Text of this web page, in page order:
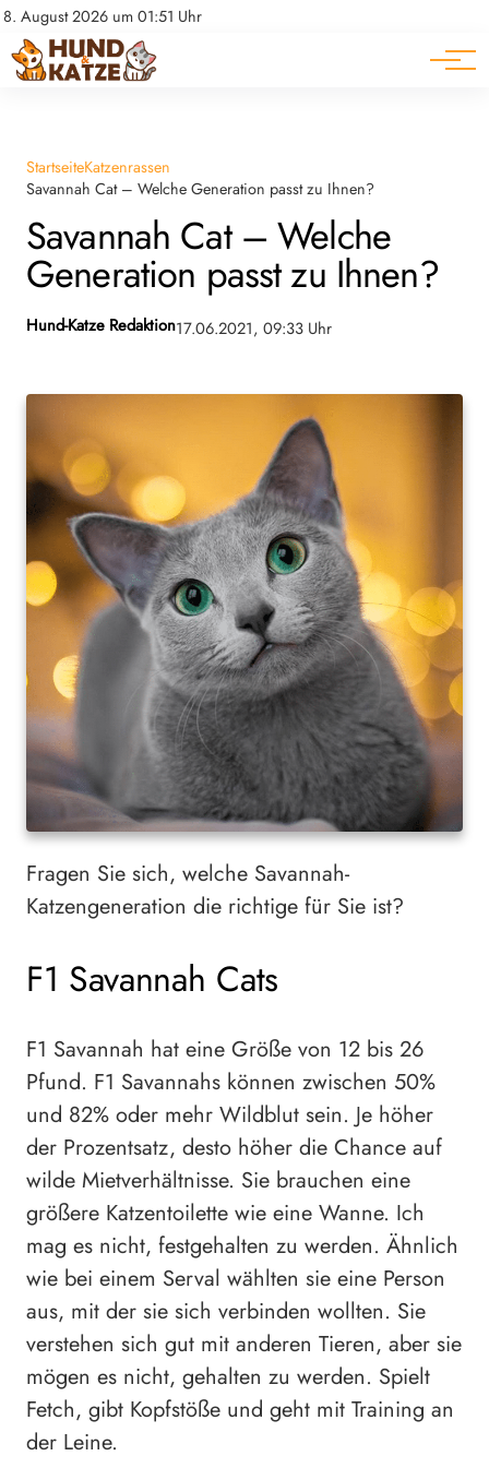
8. August 2026 um 01:51 Uhr
Datenschutz
Impressum
Pferde
Ratgeber
StartseiteKatzenrassen
Savannah Cat – Welche Generation passt zu Ihnen?
Savannah Cat – Welche
Generation passt zu Ihnen?
Hund-Katze Redaktion17.06.2021, 09:33 Uhr
Fragen Sie sich, welche Savannah-
Katzengeneration die richtige für Sie ist?
F1 Savannah Cats
F1 Savannah hat eine Größe von 12 bis 26
Pfund. F1 Savannahs können zwischen 50%
und 82% oder mehr Wildblut sein. Je höher
der Prozentsatz, desto höher die Chance auf
wilde Mietverhältnisse. Sie brauchen eine
größere Katzentoilette wie eine Wanne. Ich
mag es nicht, festgehalten zu werden. Ähnlich
wie bei einem Serval wählten sie eine Person
aus, mit der sie sich verbinden wollten. Sie
verstehen sich gut mit anderen Tieren, aber sie
mögen es nicht, gehalten zu werden. Spielt
Fetch, gibt Kopfstöße und geht mit Training an
der Leine.